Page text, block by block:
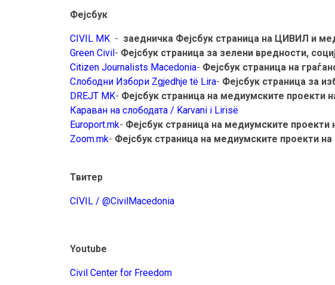
Фејсбук
CIVIL MK - заедничка Фејсбук страница на ЦИВИЛ и
Green Civil- Фејсбук страница за зелени вредности,
Citizen Journalists Macedonia- Фејсбук страница на
Слободни Избори Zgjedhje të Lira- Фејсбук страница за
DREJT MK- Фејсбук страница на медиумските проекти
Караван на слободата / Karvani i Lirisë
Europort.mk- Фејсбук страница на медиумските проекти
Zoom.mk- Фејсбук страница на медиумските проекти
Твитер
CIVIL / @CivilMacedonia
Youtube
Civil Center for Freedom